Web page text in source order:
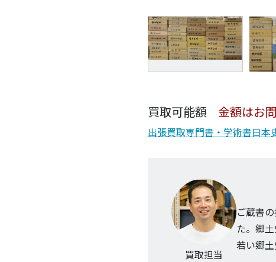
買取可能額 金額はお
出張買取専門書・学術書日本
買取担当
ご蔵書
た。郷
若い郷